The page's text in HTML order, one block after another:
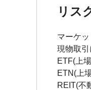
リス
マーケ
現物取引
ETF(上
ETN(上
REIT(不